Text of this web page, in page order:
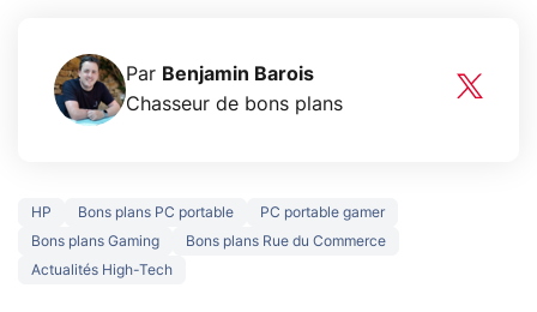
Par Benjamin Barois
Chasseur de bons plans
HP Bons plans PC portable
PC portable gamer
Bons plans Gaming
Bons plans Rue du Commerce
Actualités High-Tech